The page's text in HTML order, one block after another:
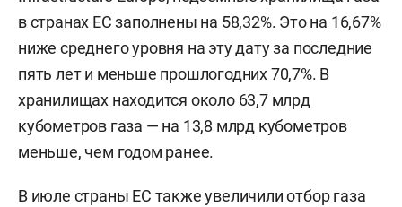
в странах ЕС заполнены на 58,32%. Это на 16,67%
ниже среднего уровня на эту дату за последние
пять лет и меньше прошлогодних 70,7%. В
хранилищах находится около 63,7 млрд
кубометров газа — на 13,8 млрд кубометров
меньше, чем годом ранее.
В июле страны ЕС также увеличили отбор газа